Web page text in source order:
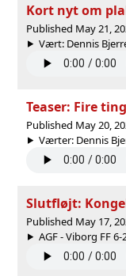
Kort nyt om
Published May 21,
Vært: Dennis
Teaser: Fire
Published May 20,
Værter: Dennis
Slutfløjt:
Published May 17,
AGF - Viborg FF